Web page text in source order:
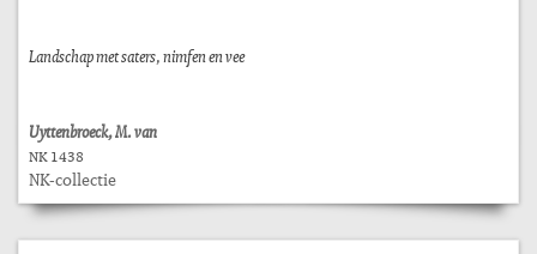
Landschap met saters, nimfen en vee
Uyttenbroeck, M. van
NK 1438
NK-collectie